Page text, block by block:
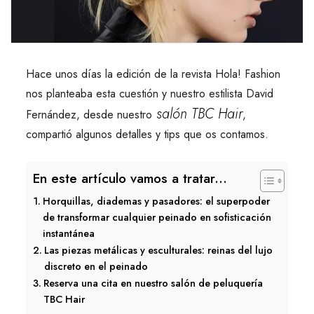
Hace unos días la edición de la revista Hola! Fashion
nos planteaba esta cuestión y nuestro estilista David
Fernández, desde nuestro salón TBC Hair,
compartió algunos detalles y tips que os contamos.
En este artículo vamos a tratar...
Horquillas, diademas y pasadores: el superpoder
de transformar cualquier peinado en sofisticación
instantánea
Las piezas metálicas y esculturales: reinas del lujo
discreto en el peinado
Reserva una cita en nuestro salón de peluquería
TBC Hair